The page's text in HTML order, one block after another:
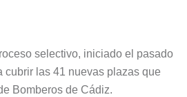
selectivo, iniciado el pasado
cubrir las 41 nuevas plazas que
Bomberos de Cádiz.